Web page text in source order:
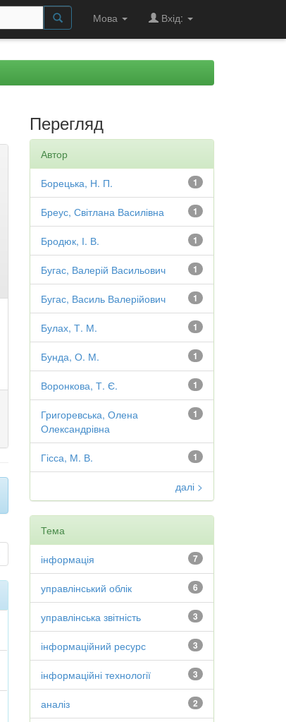
Мова Вхід:
Перегляд
Автор
1
Борецька, Н. П.
1
Бреус, Світлана Василівна
1
Бродюк, І. В.
1
Бугас, Валерій Васильович
1
Бугас, Василь Валерійович
1
Булах, Т. М.
1
Бунда, О. М.
1
Воронкова, Т. Є.
1
Григоревська, Олена
Олександрівна
1
Гісса, М. В.
далі >
Тема
7
інформація
6
управлінський облік
3
управлінська звітність
3
інформаційний ресурс
3
інформаційні технології
2
аналіз